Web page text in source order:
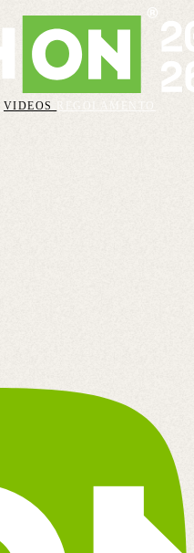
VIDEOS
REGOLAMENTO